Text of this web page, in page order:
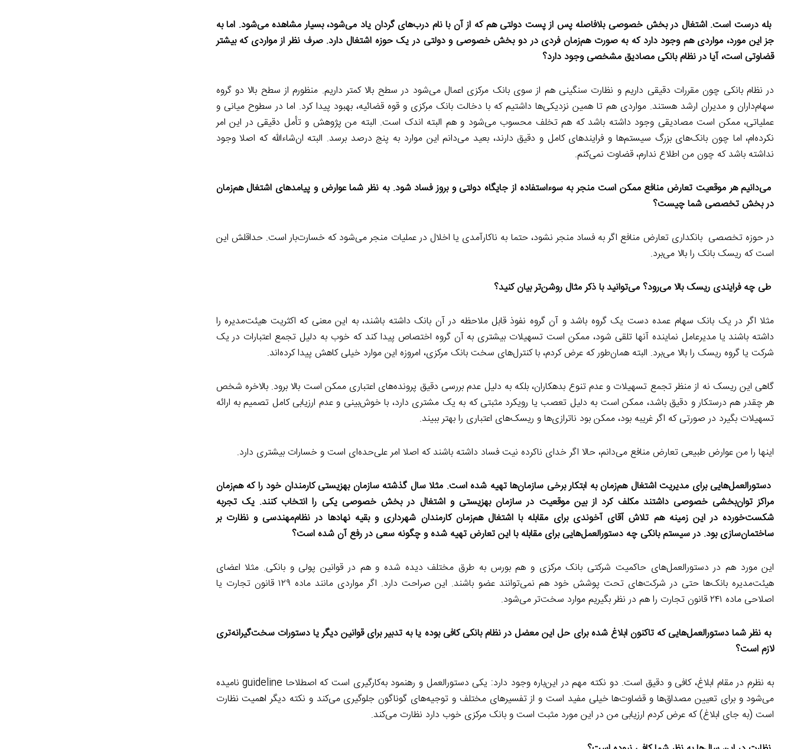
بله درست است. اشتغال در بخش خصوصی بلافاصله پس از پست دولتی هم که از آن با نام درب‌های گردان یاد می‌شود، بسیار مشاهده می‌شود. اما به
جز این مورد، مواردی هم وجود دارد که به صورت هم‌زمان فردی در دو بخش خصوصی و دولتی در یک حوزه اشتغال دارد. صرف نظر از مواردی که بیشتر
قضاوتی است، آیا در نظام بانکی مصادیق مشخصی وجود دارد؟
در نظام بانکی چون مقررات دقیقی داریم و نظارت سنگینی هم از سوی بانک مرکزی اعمال می‌شود در سطح بالا کمتر داریم. منظورم از سطح بالا دو گروه
سهام‌داران و مدیران ارشد هستند. مواردی هم تا همین نزدیکی‌ها داشتیم که با دخالت بانک مرکزی و قوه قضائیه، بهبود پیدا کرد. اما در سطوح میانی و
عملیاتی، ممکن است مصادیقی وجود داشته باشد که هم تخلف محسوب می‌شود و هم البته اندک است. البته من پژوهش و تأمل دقیقی در این امر
نکرده‌ام، اما چون بانک‌های بزرگ سیستم‌ها و فرایندهای کامل و دقیق دارند، بعید می‌دانم این موارد به پنج‌ درصد برسد. البته ان‌شاءالله که اصلا وجود
نداشته باشد که چون من اطلاع ندارم، قضاوت نمی‌کنم.
می‌دانیم هر موقعیت تعارض منافع ممکن است منجر به سوءاستفاده از جایگاه دولتی و بروز فساد شود. به نظر شما عوارض و پیامدهای اشتغال هم‌زمان
در بخش تخصصی شما چیست؟
در حوزه تخصصی بانکداری تعارض منافع اگر به فساد منجر نشود، حتما به ناکارآمدی یا اخلال در عملیات منجر می‌شود که خسارت‌بار است. حداقلش این
است که ریسک بانک را بالا می‌برد.
طی چه فرایندی ریسک بالا می‌رود؟ می‌توانید با ذکر مثال روشن‌تر بیان کنید؟
مثلا اگر در یک بانک سهام عمده دست یک گروه باشد و آن گروه نفوذ قابل ملاحظه در آن بانک داشته باشند، به این معنی که اکثریت هیئت‌مدیره را
داشته باشند یا مدیرعامل نماینده آنها تلقی شود، ممکن است تسهیلات بیشتری به آن گروه اختصاص پیدا کند که خوب به دلیل تجمع اعتبارات در یک
شرکت یا گروه ریسک را بالا می‌برد. البته همان‌طور که عرض کردم، با کنترل‌های سخت بانک مرکزی، امروزه این موارد خیلی کاهش پیدا کرده‌اند.
گاهی این ریسک نه از منظر تجمع تسهیلات و عدم تنوع بدهکاران، بلکه به دلیل عدم بررسی دقیق پرونده‌های اعتباری ممکن است بالا برود. بالاخره شخص
هر چقدر هم درستکار و دقیق باشد، ممکن است به دلیل تعصب یا رویکرد مثبتی که به یک مشتری دارد، با خوش‌بینی و عدم ارزیابی کامل تصمیم به ارائه
تسهیلات بگیرد در صورتی که اگر غریبه بود، ممکن بود ناترازی‌ها و ریسک‌های اعتباری را بهتر ببیند.
اینها را من عوارض طبیعی تعارض منافع می‌دانم، حالا اگر خدای ناکرده نیت فساد داشته باشند که اصلا امر علی‌حده‌ای است و خسارات بیشتری دارد.
دستورالعمل‌هایی برای مدیریت اشتغال هم‌زمان به ابتکار برخی سازمان‌ها تهیه شده است. مثلا سال گذشته سازمان بهزیستی کارمندان خود را که هم‌زمان
مراکز توان‌بخشی خصوصی داشتند مکلف کرد از بین موقعیت در سازمان بهزیستی و اشتغال در بخش خصوصی یکی را انتخاب کنند. یک تجربه
شکست‌خورده در این زمینه هم تلاش آقای آخوندی برای مقابله با اشتغال هم‌زمان کارمندان شهرداری و بقیه نهادها در نظام‌مهندسی و نظارت بر
ساختمان‌سازی بود. در سیستم بانکی چه دستورالعمل‌هایی برای مقابله با این تعارض تهیه شده و چگونه سعی در رفع آن شده است؟
این مورد هم در دستورالعمل‌های حاکمیت شرکتی بانک‌ مرکزی و هم بورس به طرق مختلف دیده شده و هم در قوانین پولی و بانکی. مثلا اعضای
هیئت‌مدیره بانک‌ها حتی در شرکت‌های تحت پوشش خود هم نمی‌توانند عضو باشند. این صراحت دارد. اگر مواردی مانند ماده ۱۲۹ قانون تجارت یا
اصلاحی ماده ۲۴۱ قانون تجارت را هم در نظر بگیریم موارد سخت‌تر می‌شود.
به نظر شما دستورالعمل‌هایی که تاکنون ابلاغ شده برای حل این معضل در نظام بانکی کافی بوده یا به تدبیر برای قوانین دیگر یا دستورات سخت‌گیرانه‌تری
لازم است؟
به نظرم در مقام ابلاغ، کافی و دقیق است. دو نکته مهم در این‌باره وجود دارد: یکی دستورالعمل و رهنمود به‌کارگیری است که اصطلاحا guideline نامیده
می‌شود و برای تعیین مصداق‌ها و قضاوت‌ها خیلی مفید است و از تفسیر‌های مختلف و توجیه‌های گوناگون جلوگیری می‌کند و نکته دیگر اهمیت نظارت
است (به جای ابلاغ) که عرض کردم ارزیابی من در این مورد مثبت است و بانک مرکزی خوب دارد نظارت می‌کند.